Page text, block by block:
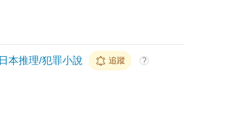
日本推理/犯罪小說 追蹤 ?